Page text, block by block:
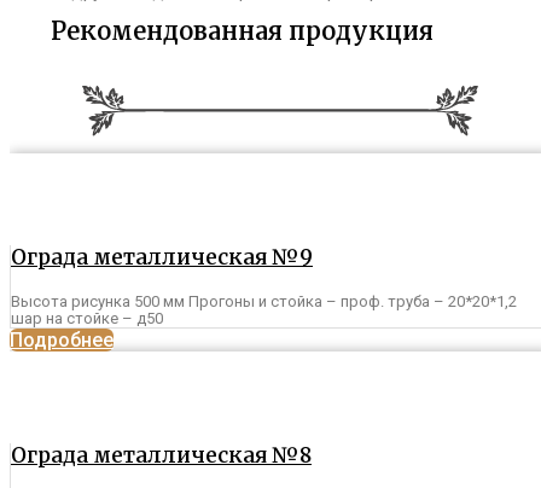
Рекомендованная продукция
Ограда металлическая №9
Высота рисунка 500 мм Прогоны и стойка – проф. труба – 20*20*1,2
шар на стойке – д50
Подробнее
Ограда металлическая №8